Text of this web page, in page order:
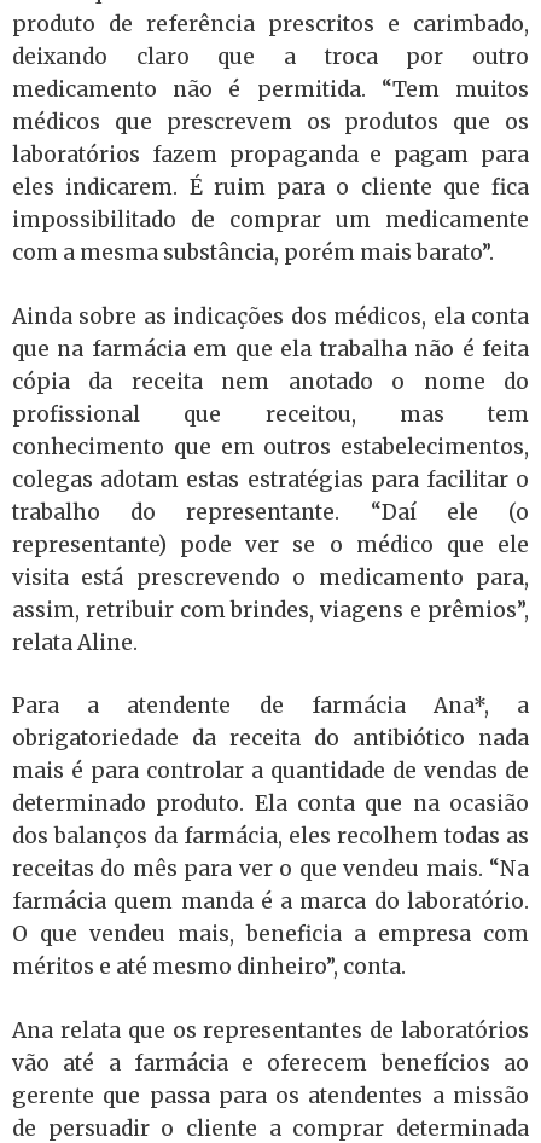
produto de referência prescritos e carimbado,
deixando claro que a troca por outro
medicamento não é permitida. “Tem muitos
médicos que prescrevem os produtos que os
laboratórios fazem propaganda e pagam para
eles indicarem. É ruim para o cliente que fica
impossibilitado de comprar um medicamente
com a mesma substância, porém mais barato”.
Ainda sobre as indicações dos médicos, ela conta
que na farmácia em que ela trabalha não é feita
cópia da receita nem anotado o nome do
profissional que receitou, mas tem
conhecimento que em outros estabelecimentos,
colegas adotam estas estratégias para facilitar o
trabalho do representante. “Daí ele (o
representante) pode ver se o médico que ele
visita está prescrevendo o medicamento para,
assim, retribuir com brindes, viagens e prêmios”,
relata Aline.
Para a atendente de farmácia Ana*, a
obrigatoriedade da receita do antibiótico nada
mais é para controlar a quantidade de vendas de
determinado produto. Ela conta que na ocasião
dos balanços da farmácia, eles recolhem todas as
receitas do mês para ver o que vendeu mais. “Na
farmácia quem manda é a marca do laboratório.
O que vendeu mais, beneficia a empresa com
méritos e até mesmo dinheiro”, conta.
Ana relata que os representantes de laboratórios
vão até a farmácia e oferecem benefícios ao
gerente que passa para os atendentes a missão
de persuadir o cliente a comprar determinada